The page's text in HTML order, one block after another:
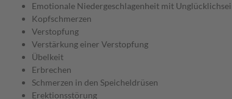
Emotionale Niedergeschlagenheit mit
Kopfschmerzen
Verstopfung
Verstärkung einer Verstopfung
Übelkeit
Erbrechen
Schmerzen in den Speicheldrüsen
Erektionsstörung